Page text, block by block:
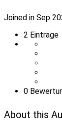
Joined in Sep
2 Einträge
0
About this